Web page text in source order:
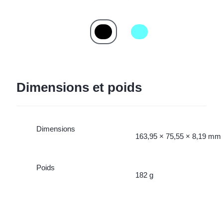
Dimensions et poids
Dimensions
163,95 × 75,55 × 8,19 mm
Poids
182 g